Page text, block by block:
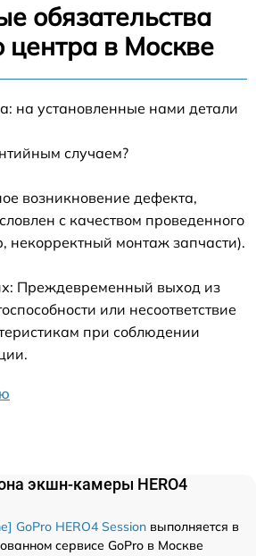
обязательства
центра в Москве
на установленные нами детали
случаем?
возникновение дефекта,
с качеством проведенного
некорректный монтаж запчасти).
Преждевременный выход из
или несоответствие
при соблюдении
экшн-камеры HERO4
GoPro HERO4 Session выполняется в
сервисе GoPro в Москве